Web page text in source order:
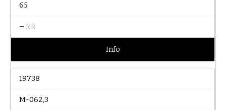
65
– KR
Info
19738
M-062,3